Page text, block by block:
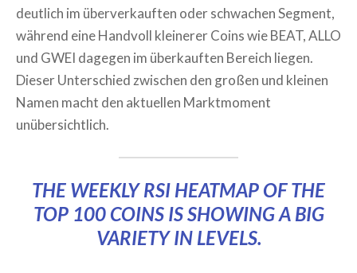
deutlich im überverkauften oder schwachen Segment,
während eine Handvoll kleinerer Coins wie BEAT, ALLO
und GWEI dagegen im überkauften Bereich liegen.
Dieser Unterschied zwischen den großen und kleinen
Namen macht den aktuellen Marktmoment
unübersichtlich.
THE WEEKLY RSI HEATMAP OF THE
TOP 100 COINS IS SHOWING A BIG
VARIETY IN LEVELS.